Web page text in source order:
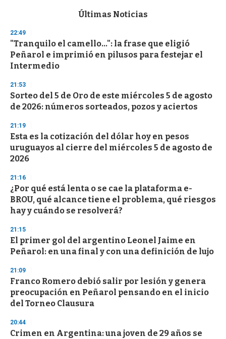
d
s
o
f
3
s
e
c
o
d
s
Últimas Noticias
22:49
"Tranquilo el camello...": la frase que eligió
Peñarol e imprimió en pilusos para festejar el
Intermedio
21:53
Sorteo del 5 de Oro de este miércoles 5 de agosto
de 2026: números sorteados, pozos y aciertos
21:19
Esta es la cotización del dólar hoy en pesos
uruguayos al cierre del miércoles 5 de agosto de
2026
21:16
¿Por qué está lenta o se cae la plataforma e-
BROU, qué alcance tiene el problema, qué riesgos
hay y cuándo se resolverá?
21:15
El primer gol del argentino Leonel Jaime en
Peñarol: en una final y con una definición de lujo
21:09
Franco Romero debió salir por lesión y genera
preocupación en Peñarol pensando en el inicio
del Torneo Clausura
20:44
Crimen en Argentina: una joven de 29 años se